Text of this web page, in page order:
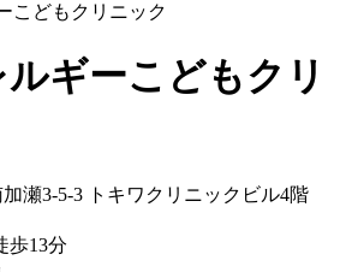
こどもクリニック
ギーこどもクリ
瀬3-5-3 トキワクリニックビル4階
歩13分